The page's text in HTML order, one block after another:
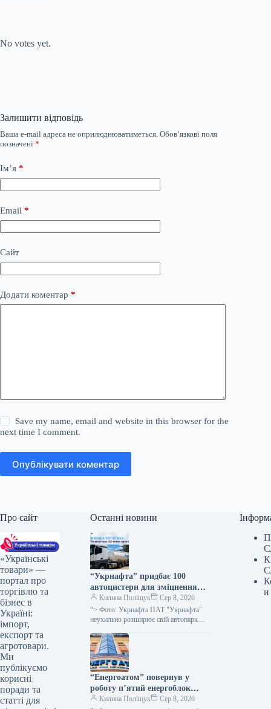
No votes yet.
Залишити відповідь
Ваша e-mail адреса не оприлюднюватиметься. Обов’язкові поля
позначені *
Ім’я *
Email *
Сайт
Додати коментар *
Save my name, email and website in this browser for the
next time I comment.
Опублікувати коментар
Про сайт
«Українські
товари» —
портал про
торгівлю та
бізнес в
Україні:
імпорт,
експорт та
агротовари.
Ми
публікуємо
корисні
поради та
статті для
Останні новини
“Укрнафта” придбає 100
автоцистерн для зміцнення
безпеки доставки палива
Килина Поліщук
Сер 8, 2026
“> Фото: Укрнафта ПАТ "Укрнафта"
неухильно розширює свій автопарк
забезпечення пальним по всій території
держави, проінформувала…
“Енергоатом” повернув у
роботу п’ятий енергоблок
після планового технічного
Килина Поліщук
Сер 8, 2026
и